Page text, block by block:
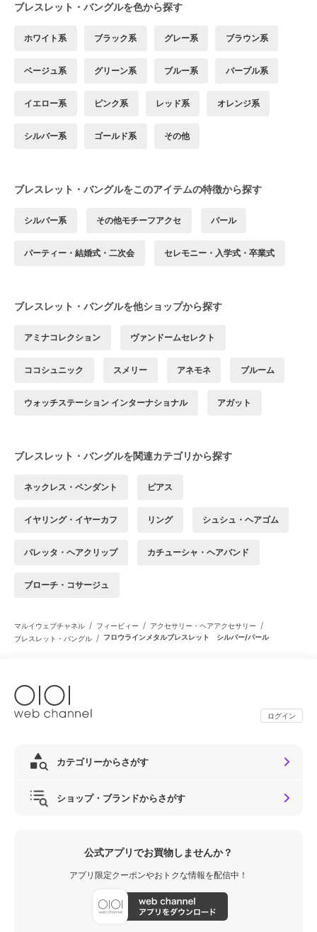
ブレスレット・バングルを色から探す
ホワイト系 ブラック系 グレー系 ブラウン系
ベージュ系 グリーン系 ブルー系 パープル系
イエロー系 ピンク系 レッド系 オレンジ系
シルバー系 ゴールド系 その他
ブレスレット・バングルをこのアイテムの特徴から探す
シルバー系 その他モチーフアクセ パール
パーティー・結婚式・二次会 セレモニー・入学式・卒業式
ブレスレット・バングルを他ショップから探す
アミナコレクション ヴァンドームセレクト
ココシュニック スメリー アネモネ ブルーム
ウォッチステーション インターナショナル アガット
ブレスレット・バングルを関連カテゴリから探す
ネックレス・ペンダント ピアス
イヤリング・イヤーカフ リング シュシュ・ヘアゴム
バレッタ・ヘアクリップ カチューシャ・ヘアバンド
ブローチ・コサージュ
マルイウェブチャネル / フィービィー / アクセサリー・ヘアアクセサリー /
ブレスレット・バングル / フロウラインメタルブレスレット シルバー/パール
ログイン
カテゴリーからさがす
ショップ・ブランドからさがす
公式アプリでお買物しませんか？
アプリ限定クーポンやおトクな情報を配信中！